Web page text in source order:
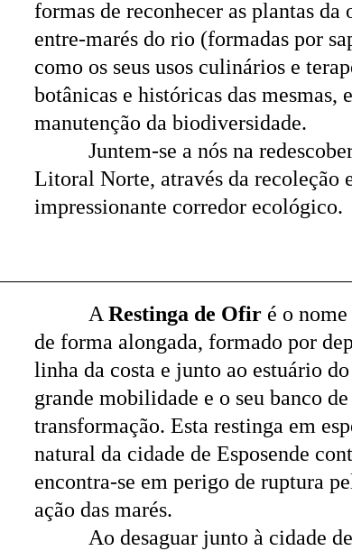
formas de reconhecer as plantas da
entre-marés do rio (formadas por
como os seus usos culinários e
botânicas e históricas das mesmas,
manutenção da biodiversidade.
Juntem-se a nós na
Litoral Norte, através da recoleção
impressionante corredor ecológico.
ARestinga de Ofir é o
de forma alongada,formado por
linha da costa e junto ao estuário
grande mobilidade e o seu banco
transformação. Esta restinga em
natural da cidade de Esposende
encontra-se em perigo de ruptura
ação das marés.
Ao desaguar junto à cidade